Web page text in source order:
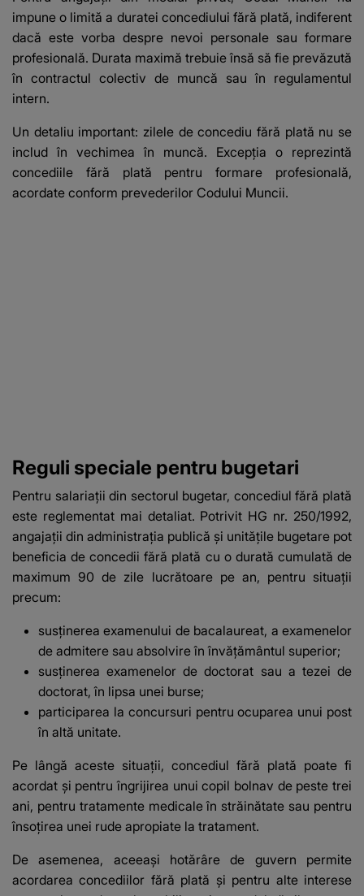
impune o limită a duratei concediului fără plată, indiferent
dacă este vorba despre nevoi personale sau formare
profesională. Durata maximă trebuie însă să fie prevăzută
în contractul colectiv de muncă sau în regulamentul
intern.
Un detaliu important: zilele de concediu fără plată nu se
includ în vechimea în muncă. Excepția o reprezintă
concediile fără plată pentru formare profesională,
acordate conform prevederilor Codului Muncii.
Reguli speciale pentru bugetari
Pentru salariații din sectorul bugetar, concediul fără plată
este reglementat mai detaliat. Potrivit HG nr. 250/1992,
angajații din administrația publică și unitățile bugetare pot
beneficia de concedii fără plată cu o durată cumulată de
maximum 90 de zile lucrătoare pe an, pentru situații
precum:
susținerea examenului de bacalaureat, a examenelor
de admitere sau absolvire în învățământul superior;
susținerea examenelor de doctorat sau a tezei de
doctorat, în lipsa unei burse;
participarea la concursuri pentru ocuparea unui post
în altă unitate.
Pe lângă aceste situații, concediul fără plată poate fi
acordat și pentru îngrijirea unui copil bolnav de peste trei
ani, pentru tratamente medicale în străinătate sau pentru
însoțirea unei rude apropiate la tratament.
De asemenea, aceeași hotărâre de guvern permite
acordarea concediilor fără plată și pentru alte interese